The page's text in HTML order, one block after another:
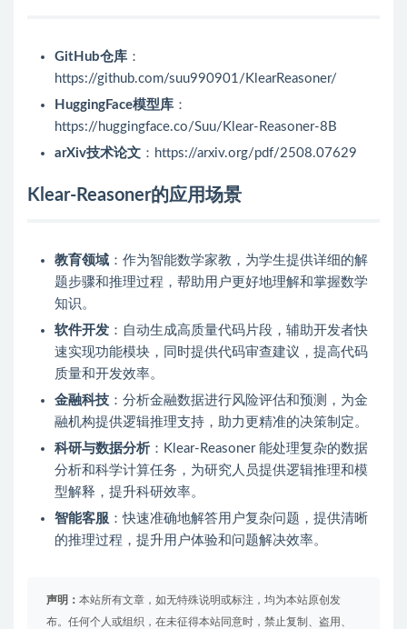
GitHub仓库 ：
https://github.com/suu990901/KlearReasoner/
HuggingFace模型库 ：
https://huggingface.co/Suu/Klear-Reasoner-8B
arXiv技术论文 ：https://arxiv.org/pdf/2508.07629
Klear-Reasoner的应用场景
教育领域 ：作为智能数学家教，为学生提供详细的解
题步骤和推理过程，帮助用户更好地理解和掌握数学
知识。
软件开发 ：自动生成高质量代码片段，辅助开发者快
速实现功能模块，同时提供代码审查建议，提高代码
质量和开发效率。
金融科技 ：分析金融数据进行风险评估和预测，为金
融机构提供逻辑推理支持，助力更精准的决策制定。
科研与数据分析 ：Klear-Reasoner 能处理复杂的数据
分析和科学计算任务，为研究人员提供逻辑推理和模
型解释，提升科研效率。
智能客服 ：快速准确地解答用户复杂问题，提供清晰
的推理过程，提升用户体验和问题解决效率。
声明： 本站所有文章，如无特殊说明或标注，均为本站原创发
布。任何个人或组织，在未征得本站同意时，禁止复制、盗用、